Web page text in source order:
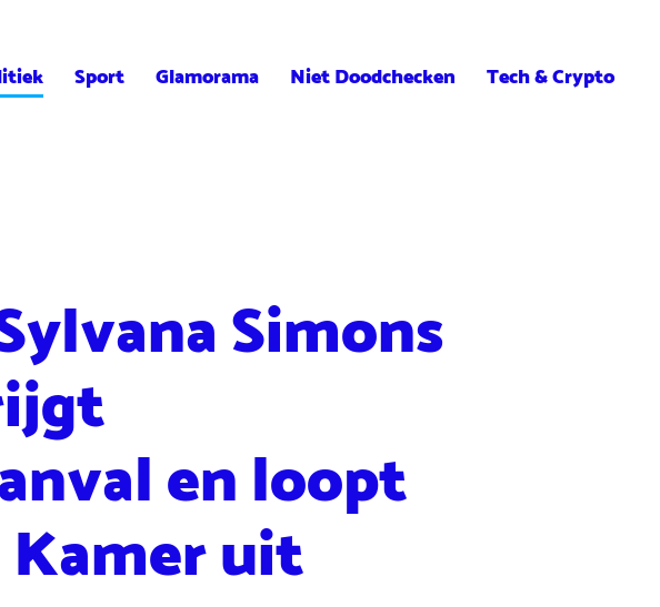
Sport Glamorama Niet Doodchecken Tech & Crypto
Simons
en loopt
uit